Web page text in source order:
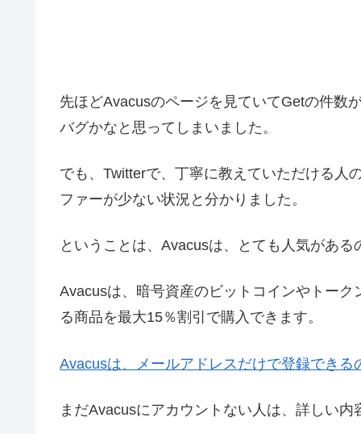
先ほどAvacusのページを見ていてGetの件数
バグかなと思ってしまいました。
でも、Twitterで、丁寧に教えていただける人
ファーが少ない状況と分かりました。
ということは、Avacusは、とても人気がある
Avacusは、暗号資産のビットコインやトー
る商品を最大15％割引で購入できます。
Avacusは、メールアドレスだけで登録できる
まだAvacusにアカウントない人は、詳しい